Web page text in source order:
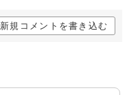
新規コメントを書き込む